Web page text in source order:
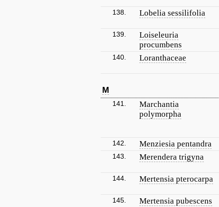
138. Lobelia sessilifolia
139.
Loiseleuria
procumbens
140. Loranthaceae
M
141.
Marchantia
polymorpha
142. Menziesia pentandra
143. Merendera trigyna
144. Mertensia pterocarpa
145. Mertensia pubescens